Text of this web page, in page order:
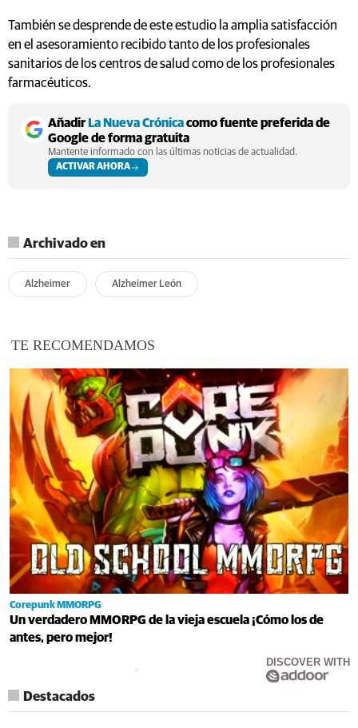
También se desprende de este estudio la amplia satisfacción
en el asesoramiento recibido tanto de los profesionales
sanitarios de los centros de salud como de los profesionales
farmacéuticos.
Añadir La Nueva Crónicacomo fuente preferida de
Google de forma gratuita
Mantente informado con las últimas noticias de actualidad.
ACTIVAR AHORA
Archivado en
Alzheimer Alzheimer León
TE RECOMENDAMOS
Corepunk MMORPG
Un verdadero MMORPG de la vieja escuela ¡Cómo los de
antes, pero mejor!
DISCOVER WITH
Destacados